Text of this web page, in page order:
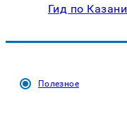
Гид по Казани
Полезное